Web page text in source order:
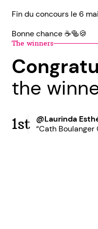
Fin du concours le 6
Bonne chance ☕️🥯🍪
The winners
the
1st
@Laurinda
“Cath Boulanger